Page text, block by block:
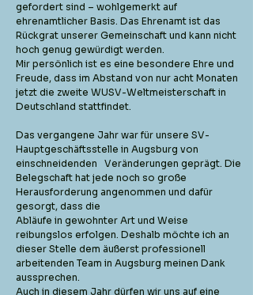
gefordert sind – wohlgemerkt auf
ehrenamtlicher Basis. Das Ehrenamt ist das
Rückgrat unserer Gemeinschaft und kann nicht
hoch genug gewürdigt werden.
Mir persönlich ist es eine besondere Ehre und
Freude, dass im Abstand von nur acht Monaten
jetzt die zweite WUSV-Weltmeisterschaft in
Deutschland stattfindet.
Das vergangene Jahr war für unsere SV-
Hauptgeschäftsstelle in Augsburg von
einschneidenden Veränderungen geprägt. Die
Belegschaft hat jede noch so große
Herausforderung angenommen und dafür
gesorgt, dass die
Abläufe in gewohnter Art und Weise
reibungslos erfolgen. Deshalb möchte ich an
dieser Stelle dem äußerst professionell
arbeitenden Team in Augsburg meinen Dank
aussprechen.
Auch in diesem Jahr dürfen wir uns auf eine